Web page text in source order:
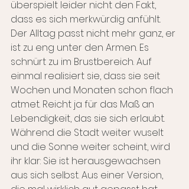
überspielt leider nicht den Fakt,
dass es sich merkwürdig anfühlt.
Der Alltag passt nicht mehr ganz, er
ist zu eng unter den Armen. Es
schnürt zu im Brustbereich. Auf
einmal realisiert sie, dass sie seit
Wochen und Monaten schon flach
atmet. Reicht ja für das Maß an
Lebendigkeit, das sie sich erlaubt.
Während die Stadt weiter wuselt
und die Sonne weiter scheint, wird
ihr klar: Sie ist herausgewachsen
aus sich selbst. Aus einer Version,